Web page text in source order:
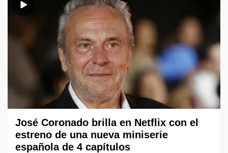
José Coronado brilla en Netflix con el
estreno de una nueva miniserie
española de 4 capítulos